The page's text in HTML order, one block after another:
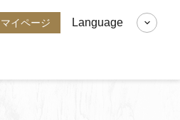
マイページ Language